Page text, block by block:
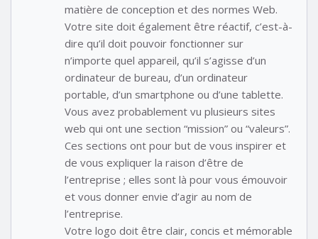
matière de conception et des normes Web.
Votre site doit également être réactif, c’est-à-
dire qu’il doit pouvoir fonctionner sur
n’importe quel appareil, qu’il s’agisse d’un
ordinateur de bureau, d’un ordinateur
portable, d’un smartphone ou d’une tablette.
Vous avez probablement vu plusieurs sites
web qui ont une section “mission” ou “valeurs”.
Ces sections ont pour but de vous inspirer et
de vous expliquer la raison d’être de
l’entreprise ; elles sont là pour vous émouvoir
et vous donner envie d’agir au nom de
l’entreprise.
Votre logo doit être clair, concis et mémorable